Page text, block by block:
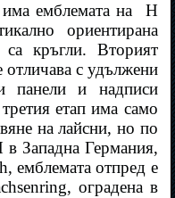
емблемата на
H
ориентирана
кръгли. Вторият
отличава с удължени
панели и надписи
етап има само
на лайсни, но по
Западна Германия,
емблемата отпред е
оградена в